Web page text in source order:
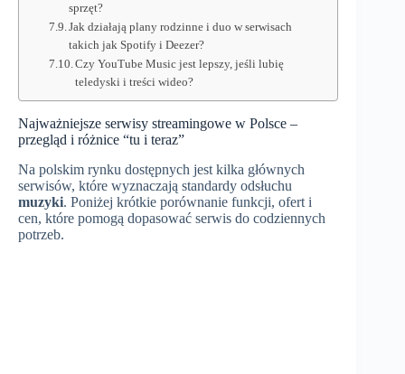
sprzęt?
Jak działają plany rodzinne i duo w serwisach
takich jak Spotify i Deezer?
Czy YouTube Music jest lepszy, jeśli lubię
teledyski i treści wideo?
Najważniejsze serwisy streamingowe w Polsce –
przegląd i różnice “tu i teraz”
Na polskim rynku dostępnych jest kilka głównych
serwisów, które wyznaczają standardy odsłuchu
muzyki. Poniżej krótkie porównanie funkcji, ofert i
cen, które pomogą dopasować serwis do codziennych
potrzeb.